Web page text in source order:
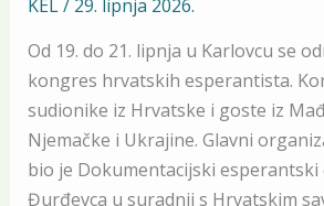
KEL/ 29. lipnja 2026.
Od 19. do 21. lipnja u Karlovcu se
kongres hrvatskih esperantista.
sudionike iz Hrvatske i goste iz
Njemačke i Ukrajine. Glavni
bio je Dokumentacijski esperantski
Đurđevca u suradnji s Hrvatskim
u
Karlovcu